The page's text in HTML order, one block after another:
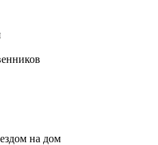
на дом